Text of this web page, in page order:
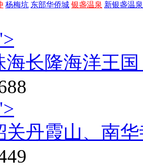
杨梅坑 东部华侨城 银盏温泉 新银盏温泉
海长隆海洋王
关丹霞山、南